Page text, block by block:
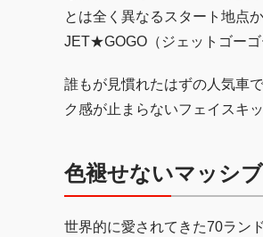
とは全く異なるスタート地点
JET★GOGO（ジェットゴーゴ
誰もが見慣れたはずの人気車
ク感が止まらないフェイスキ
色褪せないマッシ
世界的に愛されてきた70ラン